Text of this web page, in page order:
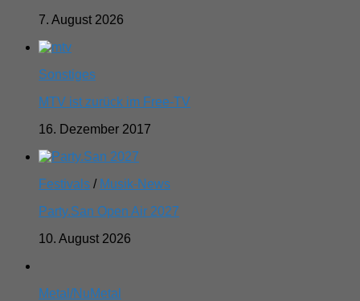
7. August 2026
Sonstiges
MTV ist zurück im Free-TV
16. Dezember 2017
Festivals / Musik-News
Party.San Open Air 2027
10. August 2026
Metal/NuMetal